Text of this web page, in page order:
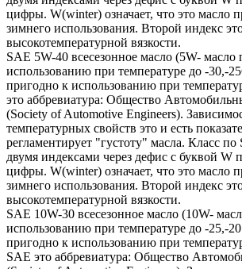
цифры. W(winter) означает, что это масло
зимнего использования. Второй индекс
высокотемпературной вязкости.
SAE 5W-40 всесезонное масло (5W- масло
использованию при температуре до -30,-
пригодно к использованию при
это аббревиатура: Общество
(Society of Automotive Engineers).
температурных свойств это и есть
регламентирует "густоту" масла. Класс по
двумя индексами через дефис с буквой W
цифры. W(winter) означает, что это масло
зимнего использования. Второй индекс
высокотемпературной вязкости.
SAE 10W-30 всесезонное масло (10W-
использованию при температуре до -25,-
пригодно к использованию при
SAE это аббревиатура: Общество